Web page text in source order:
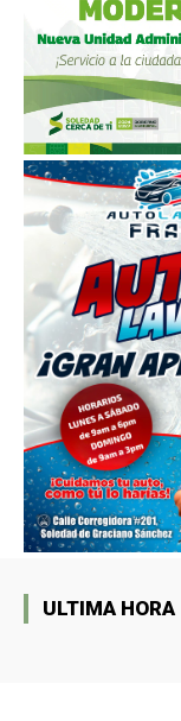
ULTIMA HORA